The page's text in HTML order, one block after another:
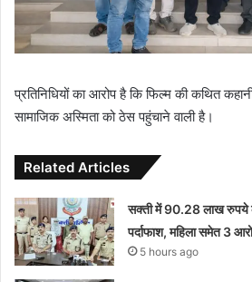
प्रतिनिधियों का आरोप है कि फिल्म की कथित
सामाजिक अस्मिता को ठेस पहुंचाने वाली है।
Related Articles
सक्ती में 90.28 लाख रुपये
पर्दाफाश, महिला समेत 3
5 hours ago